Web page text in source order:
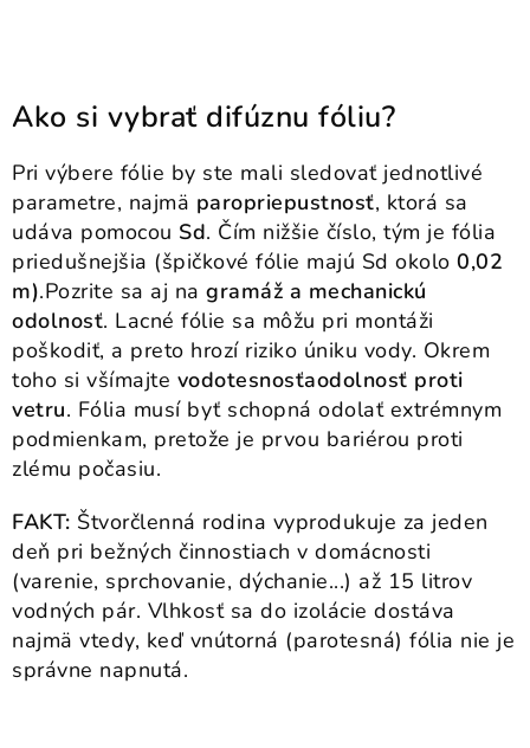
Ako si vybrať difúznu fóliu?
Pri výbere fólie by ste mali sledovať jednotlivé
parametre, najmä paropriepustnosť, ktorá sa
udáva pomocou Sd. Čím nižšie číslo, tým je fólia
priedušnejšia (špičkové fólie majú Sd okolo 0,02
m).Pozrite sa aj na gramáž a mechanickú
odolnosť. Lacné fólie sa môžu pri montáži
poškodiť, a preto hrozí riziko úniku vody. Okrem
toho si všímajte vodotesnosťaodolnosť proti
vetru. Fólia musí byť schopná odolať extrémnym
podmienkam, pretože je prvou bariérou proti
zlému počasiu.
FAKT: Štvorčlenná rodina vyprodukuje za jeden
deň pri bežných činnostiach v domácnosti
(varenie, sprchovanie, dýchanie...) až 15 litrov
vodných pár. Vlhkosť sa do izolácie dostáva
najmä vtedy, keď vnútorná (parotesná) fólia nie je
správne napnutá.